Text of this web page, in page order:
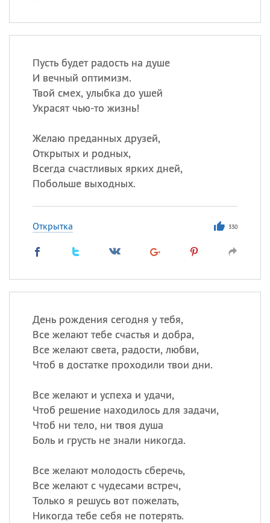
Пусть будет радость на душе
И вечный оптимизм.
Твой смех, улыбка до ушей
Украсят чью-то жизнь!
Желаю преданных друзей,
Открытых и родных,
Всегда счастливых ярких дней,
Побольше выходных.
Открытка 330
День рождения сегодня у тебя,
Все желают тебе счастья и добра,
Все желают света, радости, любви,
Чтоб в достатке проходили твои дни.
Все желают и успеха и удачи,
Чтоб решение находилось для задачи,
Чтоб ни тело, ни твоя душа
Боль и грусть не знали никогда.
Все желают молодость сберечь,
Все желают с чудесами встреч,
Только я решусь вот пожелать,
Никогда тебе себя не потерять.